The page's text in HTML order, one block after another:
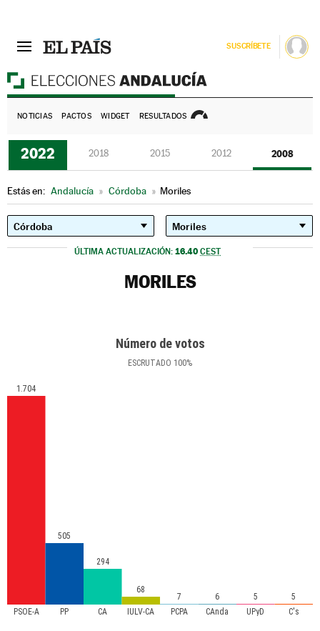
SUSCRÍBETE
NOTICIAS PACTOS WIDGET RESULTADOS
2022 2018 2015 2012 2008
Estás en: Andalucía » Córdoba » Moriles
ÚLTIMA ACTUALIZACIÓN: 16.40 CEST
MORILES
Número de votos
ESCRUTADO 100%
PSOE-A PP CA IULV-CA PCPA CAnda UPyD C's
1.704
505
294
68
7 6 5 5